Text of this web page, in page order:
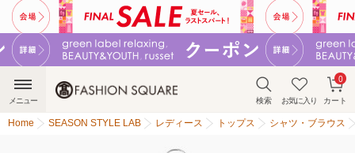
検索 お気に入り カート
0
メニュー
Home SEASON STYLE LAB レディース トップス シャツ・ブラウス